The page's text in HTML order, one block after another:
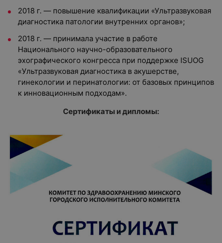
2018 г. — повышение квалификации «Ультразвуковая
диагностика патологии внутренних органов»;
2018 г. — принимала участие в работе
Национального научно-образовательного
эхографического конгресса при поддержке ISUOG
«Ультразвуковая диагностика в акушерстве,
гинекологии и перинатологии: от базовых принципов
к инновационным подходам».
Сертификаты и дипломы: